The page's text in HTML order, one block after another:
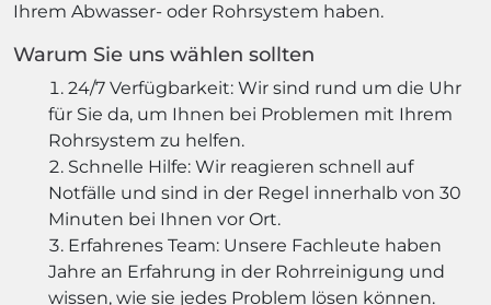
Ihrem Abwasser- oder Rohrsystem haben.
Warum Sie uns wählen sollten
24/7 Verfügbarkeit: Wir sind rund um die Uhr
für Sie da, um Ihnen bei Problemen mit Ihrem
Rohrsystem zu helfen.
Schnelle Hilfe: Wir reagieren schnell auf
Notfälle und sind in der Regel innerhalb von 30
Minuten bei Ihnen vor Ort.
Erfahrenes Team: Unsere Fachleute haben
Jahre an Erfahrung in der Rohrreinigung und
wissen, wie sie jedes Problem lösen können.